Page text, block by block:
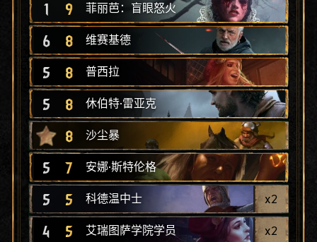
1 9 菲丽芭：盲眼怒火
6 8 维赛基德
5 8 普西拉
5 8 休伯特·雷亚克
8 沙尘暴
5 7 安娜·斯特伦格
5 5 科德温中士 x2
4 5 艾瑞图萨学院学员 x2